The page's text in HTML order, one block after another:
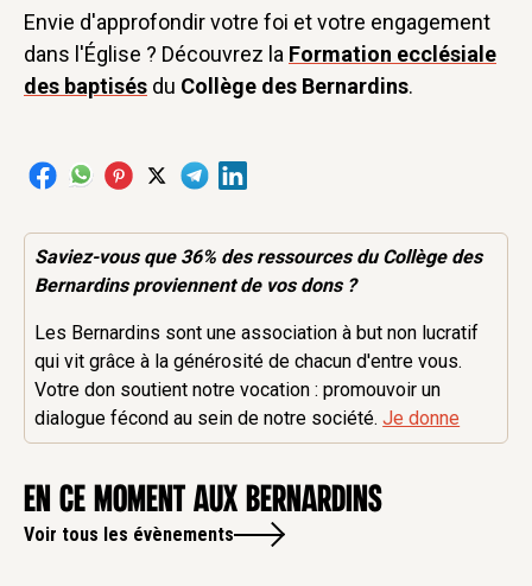
Envie d'approfondir votre foi et votre engagement
dans l'Église ? Découvrez la Formation ecclésiale
des baptisés du Collège des Bernardins.
Saviez-vous que 36% desressourcesdu Collège des
Bernardins proviennent de vos dons ?
Les Bernardins sont une association à but non lucratif
qui vit grâce à la générosité de chacun d'entre vous.
Votre don soutient notre vocation : promouvoir un
dialogue fécond au sein de notre société.Je donne
en ce moment aux Bernardins
Voir tous les évènements